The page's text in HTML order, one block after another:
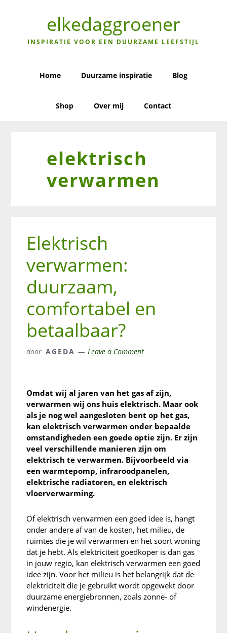
navigation
elkedaggroener
INSPIRATIE VOOR EEN DUURZAME LEEFSTIJL
Home Duurzame inspiratie Blog
Shop Over mij Contact
elektrisch
verwarmen
Elektrisch
verwarmen:
duurzaam,
comfortabel en
betaalbaar?
door AGEDA Leave a Comment
Omdat wij al jaren van het gas af zijn,
verwarmen wij ons huis elektrisch. Maar ook
als je nog wel aangesloten bent op het gas,
kan elektrisch verwarmen onder bepaalde
omstandigheden een goede optie zijn. Er zijn
veel verschillende manieren zijn om
elektrisch te verwarmen. Bijvoorbeeld via
een warmtepomp, infraroodpanelen,
elektrische radiatoren, en elektrisch
vloerverwarming.
Of elektrisch verwarmen een goed idee is, hangt
onder andere af van de kosten, het milieu, de
ruimtes die je wil verwarmen en het soort woning
dat je hebt. Als elektriciteit goedkoper is dan gas
in jouw regio, kan elektrisch verwarmen een goed
idee zijn. Voor het milieu is het belangrijk dat de
elektriciteit die je gebruikt wordt opgewekt door
duurzame energiebronnen, zoals zonne- of
windenergie.